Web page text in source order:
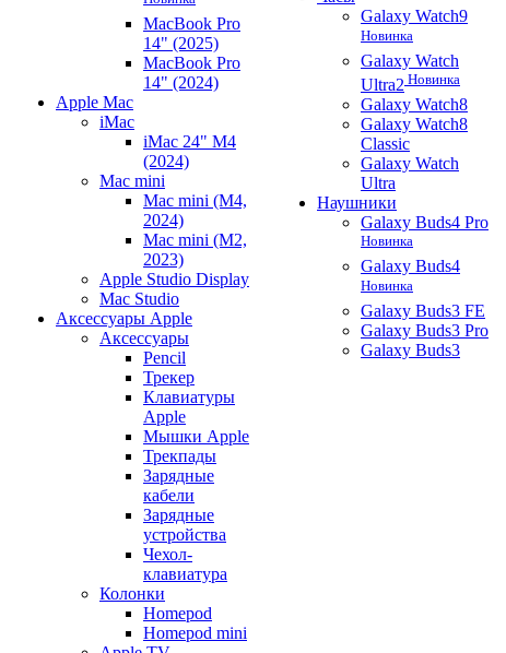
MacBook Pro
14" (2025)
MacBook Pro
14" (2024)
Apple Mac
iMac
iMac 24" M4
(2024)
Mac mini
Mac mini (M4,
2024)
Mac mini (M2,
2023)
Apple Studio Display
Mac Studio
Аксессуары Apple
Аксессуары
Pencil
Трекер
Клавиатуры
Apple
Мышки Apple
Трекпады
Зарядные
кабели
Зарядные
устройства
Чехол-
клавиатура
Колонки
Homepod
Homepod mini
Galaxy Watch9
Новинка
Galaxy Watch
Ultra2 Новинка
Galaxy Watch8
Galaxy Watch8
Classic
Galaxy Watch
Ultra
Наушники
Galaxy Buds4 Pro
Новинка
Galaxy Buds4
Новинка
Galaxy Buds3 FE
Galaxy Buds3 Pro
Galaxy Buds3